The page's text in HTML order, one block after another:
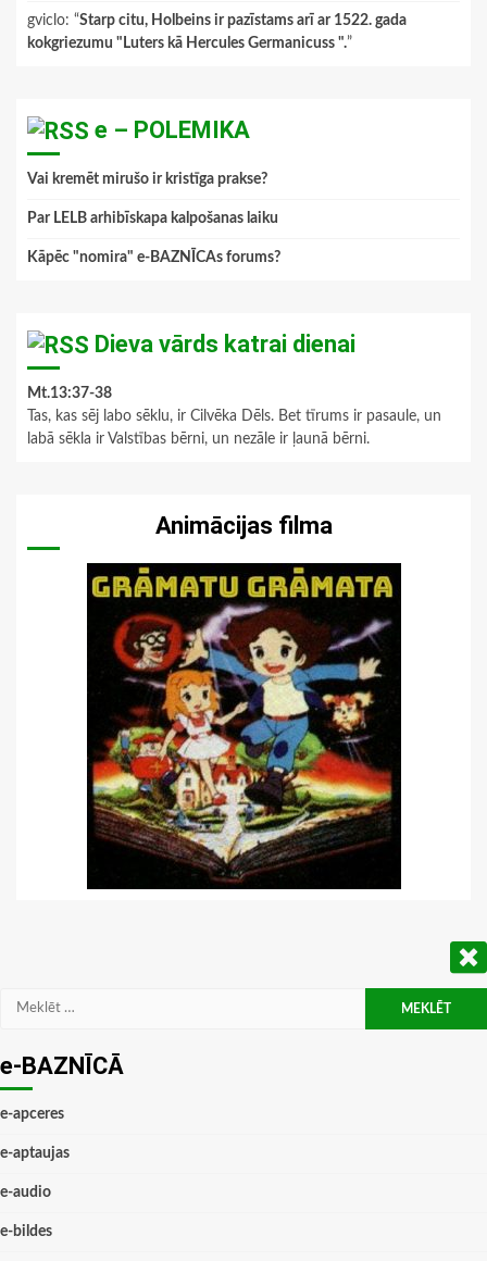
gviclo: “Starp citu, Holbeins ir pazīstams arī ar 1522. gada
kokgriezumu "Luters kā Hercules Germanicuss ".”
e – POLEMIKA
Vai kremēt mirušo ir kristīga prakse?
Par LELB arhibīskapa kalpošanas laiku
Kāpēc "nomira" e-BAZNĪCAs forums?
Dieva vārds katrai dienai
Mt.13:37-38
Tas, kas sēj labo sēklu, ir Cilvēka Dēls. Bet tīrums ir pasaule, un
labā sēkla ir Valstības bērni, un nezāle ir ļaunā bērni.
Animācijas filma
Meklēt:
e-BAZNĪCĀ
e-apceres
e-aptaujas
e-audio
e-bildes